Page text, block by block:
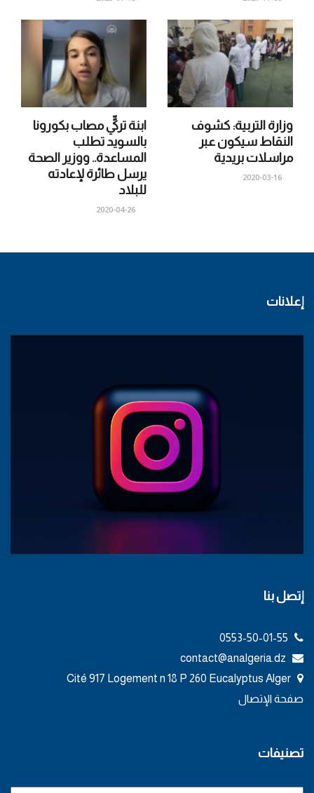
ابنة تركيٍّ مصاب بكورونا
بالسويد تطلب
المساعدة.. ووزير الصحة
يرسل طائرة لإعادته
للبلاد
2020-04-26
وزارة التربية: كشوف
النقاط سيكون عبر
مراسلات بريدية
2020-03-16
إعلانات
إتصل بنا
صفحة الإتصال
تصنيفات